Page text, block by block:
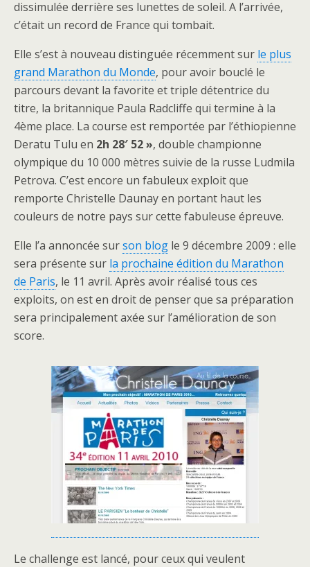
dissimulée derrière ses lunettes de soleil. A l’arrivée,
c’était un record de France qui tombait.
Elle s’est à nouveau distinguée récemment sur le plus
grand Marathon du Monde, pour avoir bouclé le
parcours devant la favorite et triple détentrice du
titre, la britannique Paula Radcliffe qui termine à la
4ème place. La course est remportée par l’éthiopienne
Deratu Tulu en 2h 28′ 52 », double championne
olympique du 10 000 mètres suivie de la russe Ludmila
Petrova. C’est encore un fabuleux exploit que
remporte Christelle Daunay en portant haut les
couleurs de notre pays sur cette fabuleuse épreuve.
Elle l’a annoncée surson blog le 9 décembre 2009 : elle
sera présente sur la prochaine édition du Marathon
de Paris, le 11 avril. Après avoir réalisé tous ces
exploits, on est en droit de penser que sa préparation
sera principalement axée sur l’amélioration de son
score.
Le challenge est lancé, pour ceux qui veulent